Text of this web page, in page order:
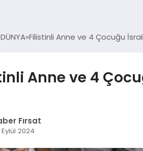
DÜNYA Filistinli Anne ve 4 Çocuğu
Anne ve 4
Fırsat
2024